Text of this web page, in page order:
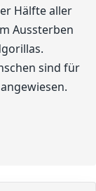
Hälfte aller
Aussterben
sind für